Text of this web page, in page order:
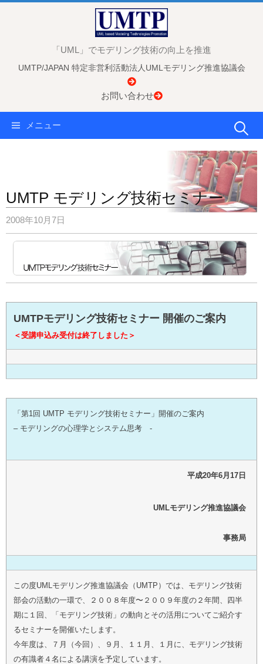
「UML」でモデリング技術の向上を推進
UMTP/JAPAN 特定非営利活動法人UMLモデリング推進協議会
お問い合わせ
メニュー 検
索:
UMTP モデリング技術セミナー
2008年10月7日
UMTPモデリング技術セミナー 開催のご案内
＜受講申込み受付は終了しました＞
「第1回 UMTP モデリング技術セミナー」開催のご案内
– モデリングの心理学とシステム思考 -
平成20年6月17日
UMLモデリング推進協議会
事務局
この度UMLモデリング推進協議会（UMTP）では、モデリング技術
部会の活動の一環で、２００８年度〜２００９年度の２年間、四半
期に１回、「モデリング技術」の動向とその活用についてご紹介す
るセミナーを開催いたします。
今年度は、７月（今回）、９月、１１月、１月に、モデリング技術
の有識者４名による講演を予定しています。